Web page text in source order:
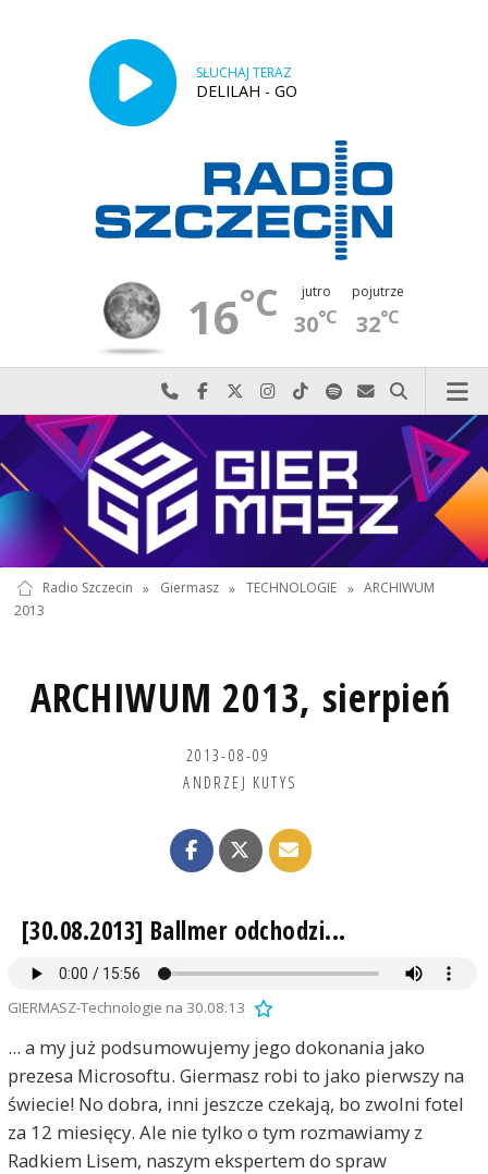
SŁUCHAJ TERAZ
DELILAH - GO
16°C jutro
30°C
pojutrze
32°C
Najlepiej po prostu do nas zadzwoń
Odwiedź nas na Facebook-u
Odwiedź nas na X
Odwiedź nas na Instagram-ie
Odwiedź nas na TikTok-u
Szukaj nas na Spotify
Wyślij do nas
Szukaj
Radio Szczecin » Giermasz » TECHNOLOGIE » ARCHIWUM
2013
ARCHIWUM 2013, sierpień
2013-08-09
ANDRZEJ KUTYS
[30.08.2013] Ballmer odchodzi...
GIERMASZ-Technologie na 30.08.13
... a my już podsumowujemy jego dokonania jako
prezesa Microsoftu. Giermasz robi to jako pierwszy na
świecie! No dobra, inni jeszcze czekają, bo zwolni fotel
za 12 miesięcy. Ale nie tylko o tym rozmawiamy z
Radkiem Lisem, naszym ekspertem do spraw